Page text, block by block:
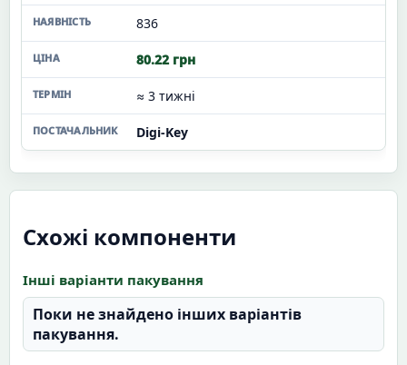
836
80.22 грн
≈ 3 тижні
Digi-Key
Схожі компоненти
Інші варіанти пакування
Поки не знайдено інших варіантів
пакування.